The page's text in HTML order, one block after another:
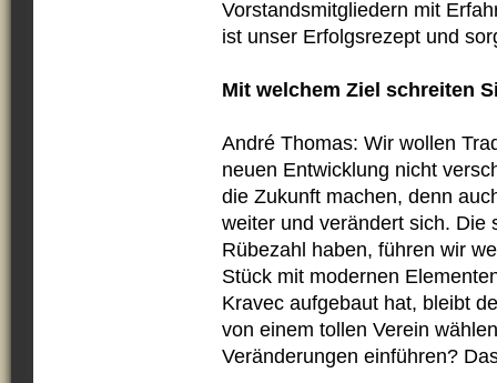
Vorstandsmitgliedern mit
ist unser Erfolgsrezept und
Mit welchem Ziel schreiten
André Thomas: Wir wollen
neuen Entwicklung nicht
die Zukunft machen, denn
weiter und verändert sich. Die
Rübezahl haben, führen wir
Stück mit modernen
Kravec aufgebaut hat, bleibt
von einem tollen Verein
Veränderungen einführen?